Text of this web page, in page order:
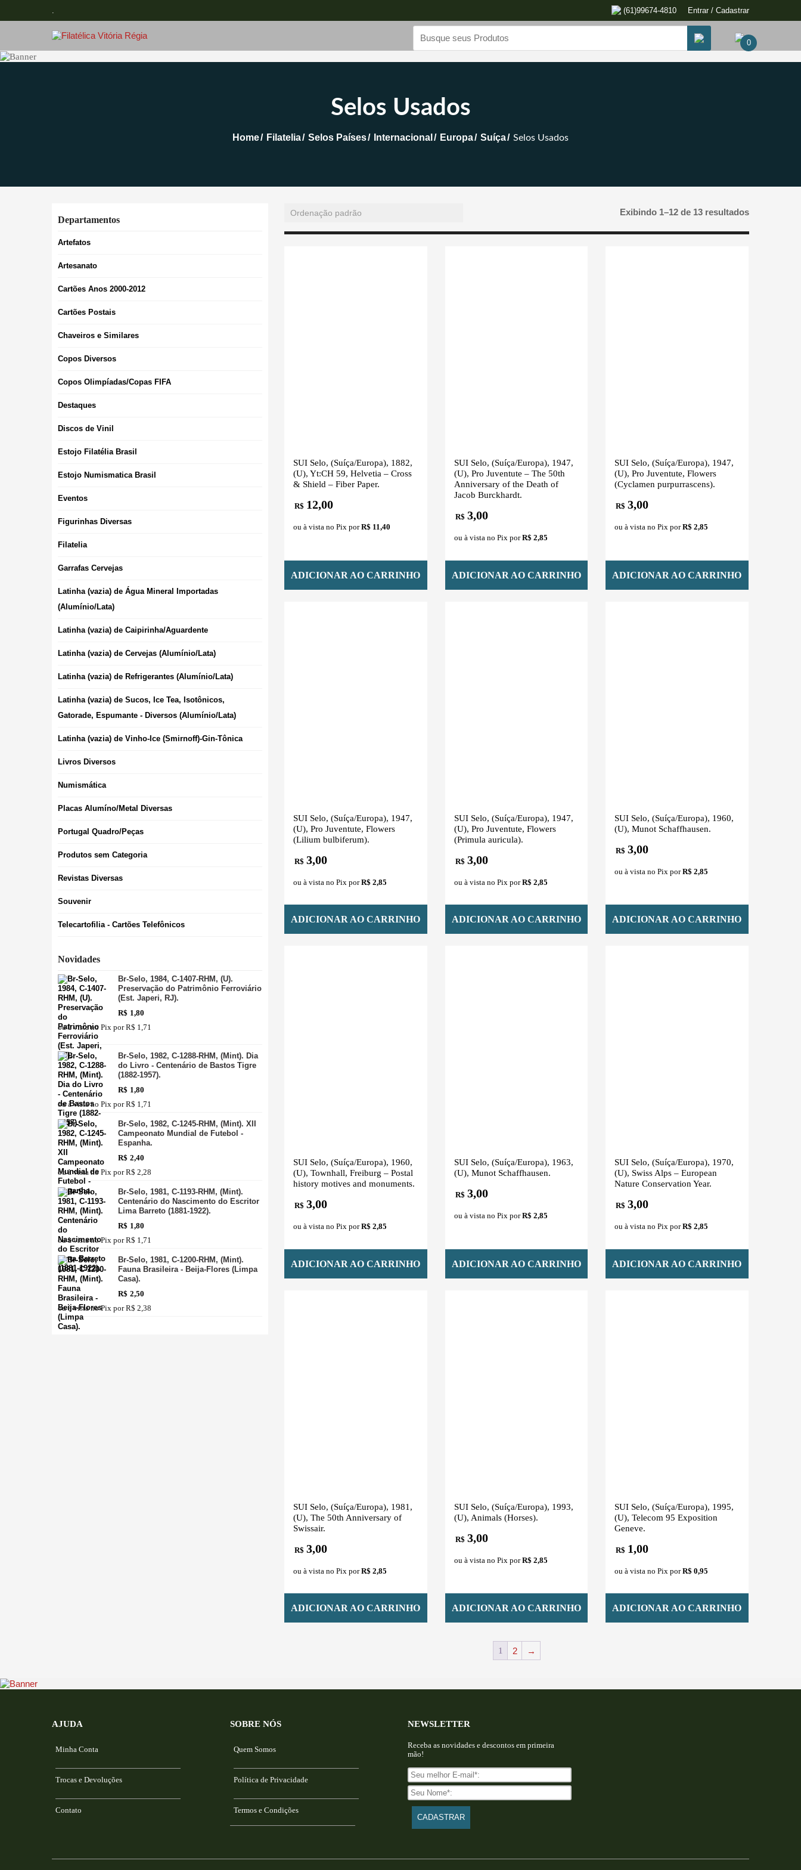
. (61)99674-4810 Entrar / Cadastrar
0
Selos Usados
Home Filatelia Selos Países Internacional Europa Suíça Selos Usados
Exibindo 1–12 de 13 resultados
SUI Selo, (Suíça/Europa), 1882,
(U), Yt:CH 59, Helvetia – Cross
& Shield – Fiber Paper.
R$ 12,00
ou à vista no Pix porR$ 11,40
ADICIONAR AO CARRINHO
SUI Selo, (Suíça/Europa), 1947,
(U), Pro Juventute – The 50th
Anniversary of the Death of
Jacob Burckhardt.
R$ 3,00
ou à vista no Pix porR$ 2,85
ADICIONAR AO CARRINHO
SUI Selo, (Suíça/Europa), 1947,
(U), Pro Juventute, Flowers
(Cyclamen purpurrascens).
R$ 3,00
ou à vista no Pix porR$ 2,85
ADICIONAR AO CARRINHO
SUI Selo, (Suíça/Europa), 1947,
(U), Pro Juventute, Flowers
(Lilium bulbiferum).
R$ 3,00
ou à vista no Pix porR$ 2,85
ADICIONAR AO CARRINHO
SUI Selo, (Suíça/Europa), 1947,
(U), Pro Juventute, Flowers
(Primula auricula).
R$ 3,00
ou à vista no Pix porR$ 2,85
ADICIONAR AO CARRINHO
SUI Selo, (Suíça/Europa), 1960,
(U), Munot Schaffhausen.
R$ 3,00
ou à vista no Pix porR$ 2,85
ADICIONAR AO CARRINHO
SUI Selo, (Suíça/Europa), 1960,
(U), Townhall, Freiburg – Postal
history motives and monuments.
R$ 3,00
ou à vista no Pix porR$ 2,85
ADICIONAR AO CARRINHO
SUI Selo, (Suíça/Europa), 1963,
(U), Munot Schaffhausen.
R$ 3,00
ou à vista no Pix porR$ 2,85
ADICIONAR AO CARRINHO
SUI Selo, (Suíça/Europa), 1970,
(U), Swiss Alps – European
Nature Conservation Year.
R$ 3,00
ou à vista no Pix porR$ 2,85
ADICIONAR AO CARRINHO
SUI Selo, (Suíça/Europa), 1981,
(U), The 50th Anniversary of
Swissair.
R$ 3,00
ou à vista no Pix porR$ 2,85
ADICIONAR AO CARRINHO
SUI Selo, (Suíça/Europa), 1993,
(U), Animals (Horses).
R$ 3,00
ou à vista no Pix porR$ 2,85
ADICIONAR AO CARRINHO
SUI Selo, (Suíça/Europa), 1995,
(U), Telecom 95 Exposition
Geneve.
R$ 1,00
ou à vista no Pix porR$ 0,95
ADICIONAR AO CARRINHO
1 2 →
Departamentos
Artefatos
Artesanato
Cartões Anos 2000-2012
Cartões Postais
Chaveiros e Similares
Copos Diversos
Copos Olimpíadas/Copas FIFA
Destaques
Discos de Vinil
Estojo Filatélia Brasil
Estojo Numismatica Brasil
Eventos
Figurinhas Diversas
Filatelia
Garrafas Cervejas
Latinha (vazia) de Água Mineral Importadas
(Alumínio/Lata)
Latinha (vazia) de Caipirinha/Aguardente
Latinha (vazia) de Cervejas (Alumínio/Lata)
Latinha (vazia) de Refrigerantes (Alumínio/Lata)
Latinha (vazia) de Sucos, Ice Tea, Isotônicos,
Gatorade, Espumante - Diversos (Alumínio/Lata)
Latinha (vazia) de Vinho-Ice (Smirnoff)-Gin-Tônica
Livros Diversos
Numismática
Placas Alumíno/Metal Diversas
Portugal Quadro/Peças
Produtos sem Categoria
Revistas Diversas
Souvenir
Telecartofilia - Cartões Telefônicos
Novidades
Br-Selo, 1984, C-1407-RHM, (U).
Preservação do Patrimônio Ferroviário
(Est. Japeri, RJ).
R$ 1,80
ou à vista no Pix porR$ 1,71
Br-Selo, 1982, C-1288-RHM, (Mint). Dia
do Livro - Centenário de Bastos Tigre
(1882-1957).
R$ 1,80
ou à vista no Pix porR$ 1,71
Br-Selo, 1982, C-1245-RHM, (Mint). XII
Campeonato Mundial de Futebol -
Espanha.
R$ 2,40
ou à vista no Pix porR$ 2,28
Br-Selo, 1981, C-1193-RHM, (Mint).
Centenário do Nascimento do Escritor
Lima Barreto (1881-1922).
R$ 1,80
ou à vista no Pix porR$ 1,71
Br-Selo, 1981, C-1200-RHM, (Mint).
Fauna Brasileira - Beija-Flores (Limpa
Casa).
R$ 2,50
ou à vista no Pix porR$ 2,38
AJUDA
Minha Conta
Trocas e Devoluções
Contato
SOBRE NÓS
Quem Somos
Política de Privacidade
Termos e Condições
NEWSLETTER
Receba as novidades e descontos em primeira
mão!